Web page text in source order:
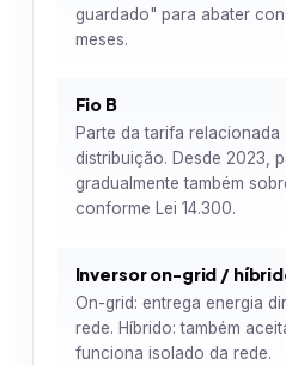
guardado" para abater
meses.
Fio B
Parte da tarifa
distribuição. Desde 2023,
gradualmente também
conforme Lei 14.300.
Inversor on-grid /
On-grid: entrega energia
rede. Híbrido: também
funciona isolado da rede.